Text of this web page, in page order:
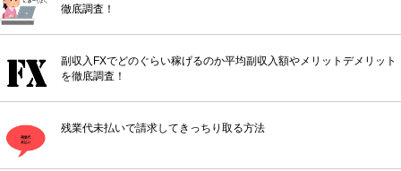
徹底調査！
副収入FXでどのぐらい稼げるのか平均副収入額やメリットデメリット
を徹底調査！
残業代未払いで請求してきっちり取る方法